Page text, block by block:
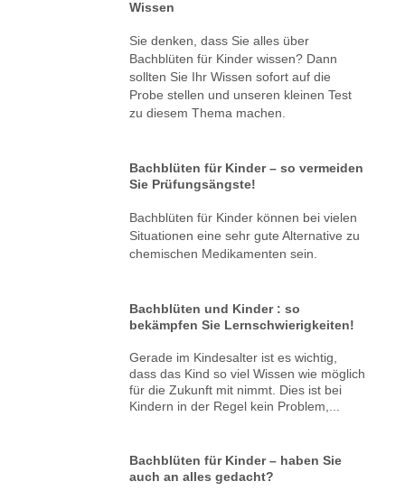
Wissen
Sie denken, dass Sie alles über
Bachblüten für Kinder wissen? Dann
sollten Sie Ihr Wissen sofort auf die
Probe stellen und unseren kleinen Test
zu diesem Thema machen.
Bachblüten für Kinder – so vermeiden
Sie Prüfungsängste!
Bachblüten für Kinder können bei vielen
Situationen eine sehr gute Alternative zu
chemischen Medikamenten sein.
Bachblüten und Kinder : so
bekämpfen Sie Lernschwierigkeiten!
Gerade im Kindesalter ist es wichtig,
dass das Kind so viel Wissen wie möglich
für die Zukunft mit nimmt. Dies ist bei
Kindern in der Regel kein Problem,...
Bachblüten für Kinder – haben Sie
auch an alles gedacht?